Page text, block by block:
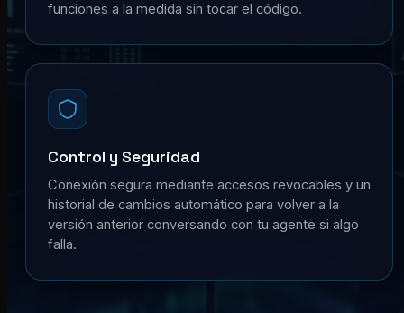
funciones a la medida sin tocar el código.
Control y Seguridad
Conexión segura mediante accesos revocables y un
historial de cambios automático para volver a la
versión anterior conversando con tu agente si algo
falla.